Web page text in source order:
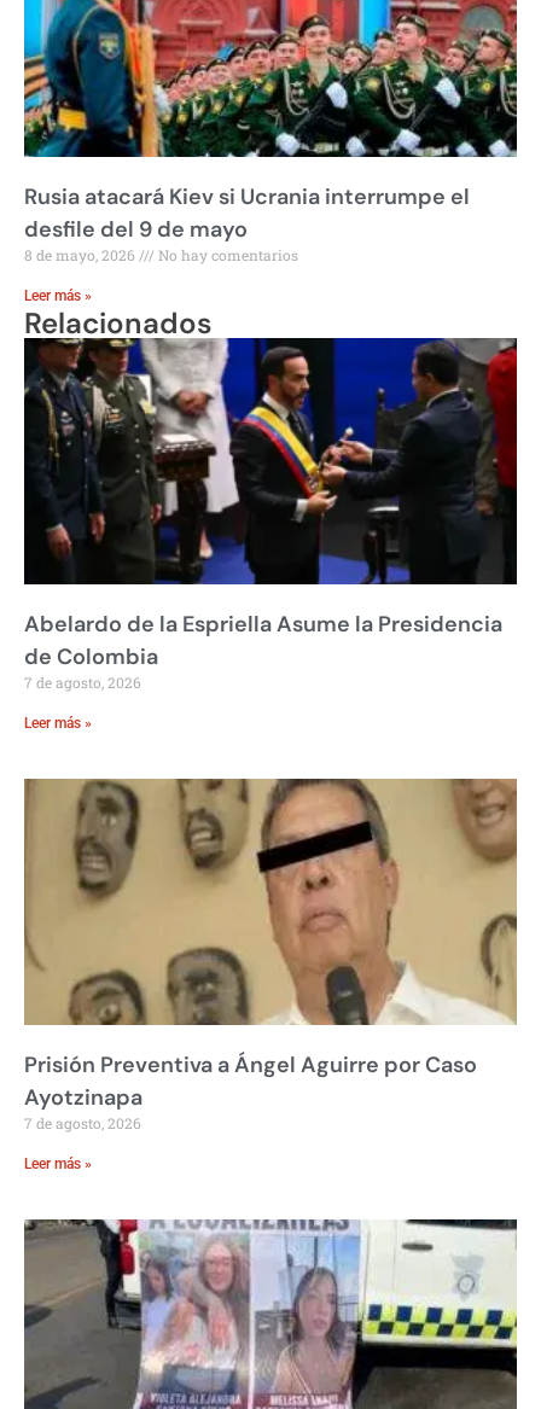
Rusia atacará Kiev si Ucrania interrumpe el
desfile del 9 de mayo
8 de mayo, 2026 No hay comentarios
Leer más »
Relacionados
Abelardo de la Espriella Asume la Presidencia
de Colombia
7 de agosto, 2026
Leer más »
Prisión Preventiva a Ángel Aguirre por Caso
Ayotzinapa
7 de agosto, 2026
Leer más »